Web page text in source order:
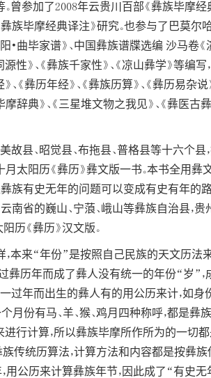
。曾参加了2008年云贵川百部《彝族毕摩
族毕摩经典译注》研究。也参与了巴莫
曲毕家谱》、中国彝族谱牒选编 沙马卷
、《彝族千家性》、《凉山彝学》等编写
《彝历年经》、《彝族历算》、《彝历易杂
典》、《三星堆文物之我见》、《彝医古彝
县、昭觉县、布拖县、普格县等十六个
太阳历《彝历》彝文版一书。本书全用
彝族有史无年的问题可以变成有史有年的
省的巍山、宁蒗、峨山等彝族自治县，贵
历《彝历》汉文版。
，本来“年份”是按照自己民族的天文历
彝历年而成了彝人没有统一的年份“岁”
年而出生的彝人有的用公历来计，如身
月份有马、羊、猴、鸡月四种称呼，都是
计算，所以彝族毕摩所作所为的一切都
传统历算法，计算方法和内容都是按彝
用公历来计算彝族年节，因此成了“有史无